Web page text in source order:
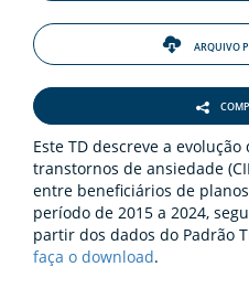
ARQUIVO
Este TD descreve a
transtornos de ansiedade
entre beneficiários de
período de 2015 a 2024,
partir dos dados do Padrão
faça o download.